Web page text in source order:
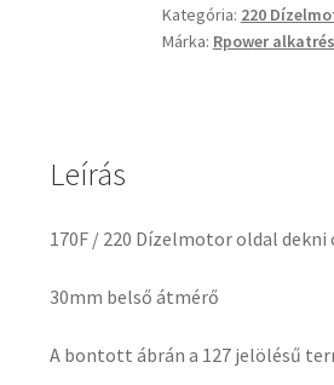
Kategória: 220
Márka: Rpower
Leírás
170F / 220 Dízelmotor oldal dekni
30mm belső átmérő
A bontott ábrán a 127 jelölésű